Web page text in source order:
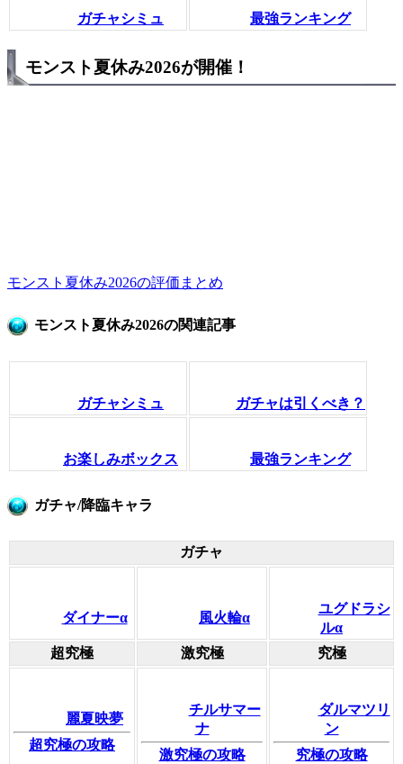
ガチャシミュ 最強ランキング
モンスト夏休み2026が開催！
モンスト夏休み2026の評価まとめ
モンスト夏休み2026の関連記事
ガチャシミュ ガチャは引くべき？
お楽しみボックス 最強ランキング
ガチャ/降臨キャラ
ガチャ
ダイナーα 風火輪α
ユグドラシ
ルα
超究極
激究極 究極
麗夏映夢
超究極の攻略
チルサマー
ナ
激究極の攻略
ダルマツリ
ン
究極の攻略